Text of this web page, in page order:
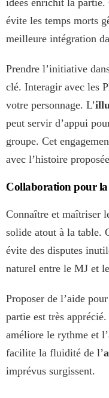
évite les temps morts
meilleure intégration
Prendre l’initiative
clé. Interagir avec les
votre personnage. L’
peut servir d’appui
groupe. Cet
avec l’histoire
Collaboration pour la
Connaître et maîtriser
solide atout à la table.
évite des disputes
naturel entre le MJ et
Proposer de l’aide
partie est très
améliore le rythme et
facilite la fluidité de l’
imprévus surgissent.